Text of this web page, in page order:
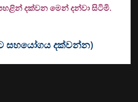
දක්වන මෙන් දන්වා සිටිමි.
සහයෝගය දක්වන්න)